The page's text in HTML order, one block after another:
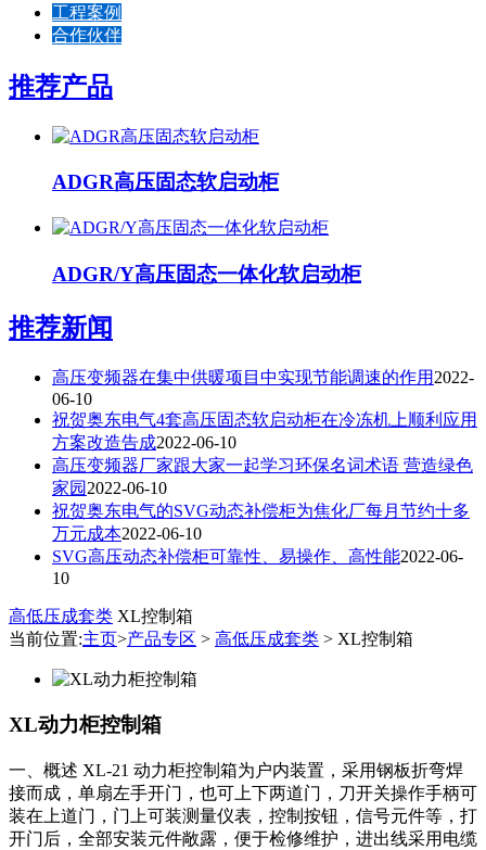
工程案例
合作伙伴
推荐产品
ADGR高压固态软启动柜
ADGR/Y高压固态一体化软启动柜
推荐新闻
高压变频器在集中供暖项目中实现节能调速的作用 2022-
06-10
祝贺奥东电气4套高压固态软启动柜在冷冻机上顺利应用
方案改造告成2022-06-10
高压变频器厂家跟大家一起学习环保名词术语 营造绿色
家园 2022-06-10
祝贺奥东电气的SVG动态补偿柜为焦化厂每月节约十多
万元成本2022-06-10
SVG高压动态补偿柜可靠性、易操作、高性能2022-06-
10
高低压成套类 XL控制箱
当前位置:主页>产品专区 > 高低压成套类 > XL控制箱
XL动力柜控制箱
一、概述 XL-21 动力柜控制箱为户内装置，采用钢板折弯焊
接而成，单扇左手开门，也可上下两道门，刀开关操作手柄可
装在上道门，门上可装测量仪表，控制按钮，信号元件等，打
开门后，全部安装元件敞露，便于检修维护，进出线采用电缆